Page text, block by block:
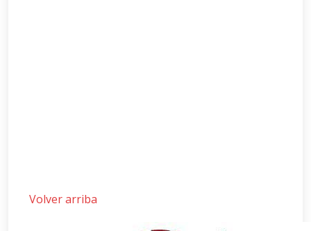
Volver arriba